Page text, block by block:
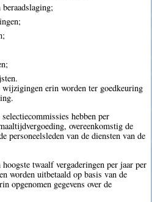
erin worden ter goedkeuring
hebben per
overeenkomstig de
personeelsleden van de diensten van de
twaalf vergaderingen per jaar per
worden uitbetaald op basis van de
opgenomen gegevens over de